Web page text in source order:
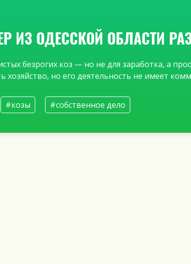
ИЗ ОДЕССКОЙ ОБЛАСТИ
безрогих коз — но не для заработка, а
хозяйство, но его деятельность не имеет
#козы #собственное дело